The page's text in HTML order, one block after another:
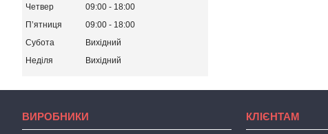
Четвер
09:00
18:00
Пʼятниця
09:00
18:00
Субота
Вихідний
Неділя
Вихідний
ВИРОБНИКИ КЛІЄНТАМ